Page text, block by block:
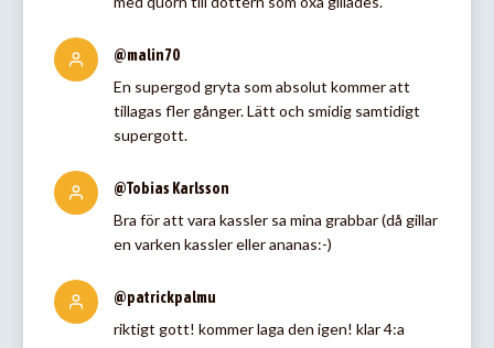
@malin70
En supergod gryta som absolut kommer att
tillagas fler gånger. Lätt och smidig samtidigt
supergott.
@Tobias Karlsson
Bra för att vara kassler sa mina grabbar (då gillar
en varken kassler eller ananas:-)
@patrickpalmu
riktigt gott! kommer laga den igen! klar 4:a